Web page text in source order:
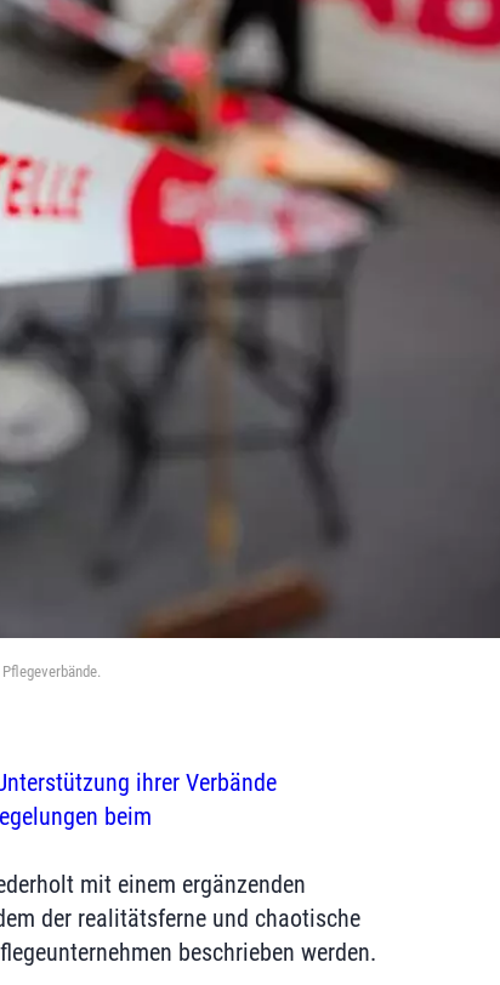
ihrer Verbände
beim
mit einem ergänzenden
der realitätsferne und chaotische
beschrieben werden.